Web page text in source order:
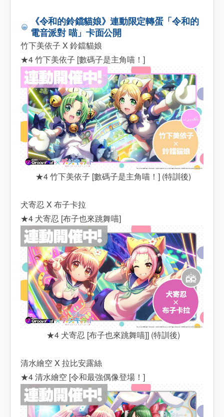
《令和的鈴鐺貓娘》連動限定轉蛋「令和的
電音派對 喵」卡面公開
竹下美依子 X 鈴鐺貓娘
★4 竹下美依子 [數碼子是主角喵！]
★4 竹下美依子 [數碼子是主角喵！] (特訓後)
犬寄忍 X 布子卡拉
★4 犬寄忍 [布子也來跳舞喵]
★4 犬寄忍 [布子也來跳舞喵]] (特訓後)
清水繪空 X 拉比安露絲
★4 清水繪空 [令和最強偶像登場！]